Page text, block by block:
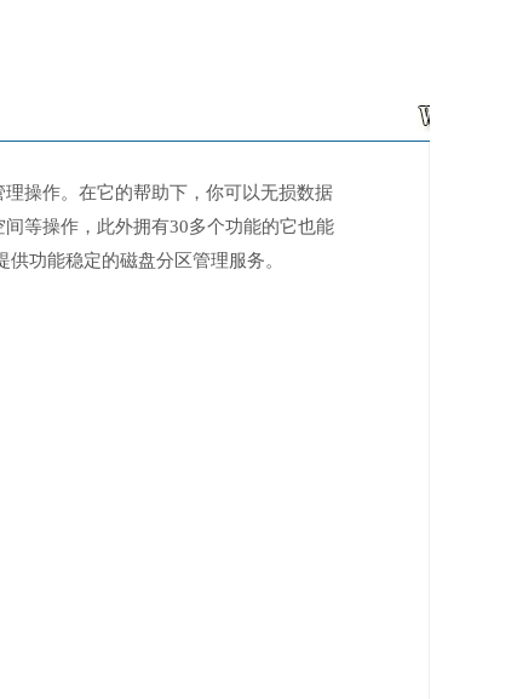
操作。在它的帮助下，你可以无损数据
等操作，此外拥有30多个功能的它也能
功能稳定的磁盘分区管理服务。